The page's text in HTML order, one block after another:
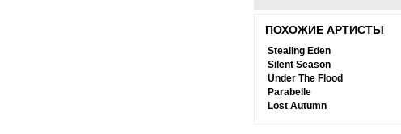
ПОХОЖИЕ АРТИСТЫ
Stealing Eden
Silent Season
Under The Flood
Parabelle
Lost Autumn